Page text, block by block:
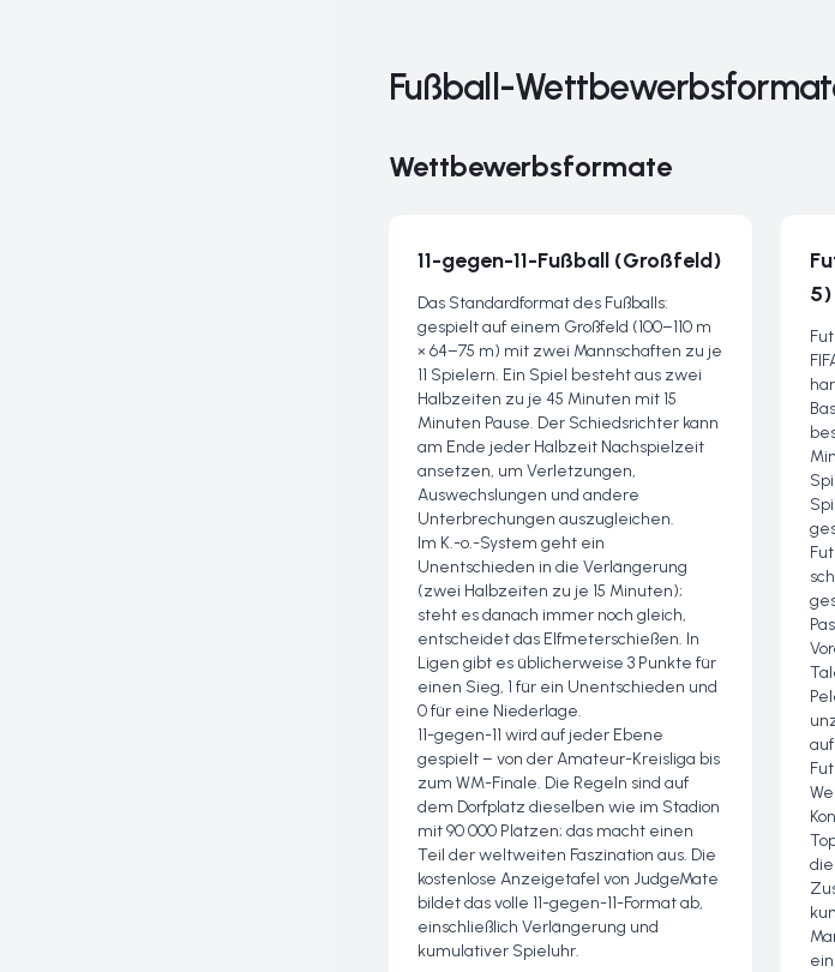
Fußball-
Wettbewerbsformate
11-gegen-11-Fußball (Großfeld)
Das Standardformat des Fußballs:
gespielt auf einem Großfeld (100–110 m
× 64–75 m) mit zwei Mannschaften zu je
11 Spielern. Ein Spiel besteht aus zwei
Halbzeiten zu je 45 Minuten mit 15
Minuten Pause. Der Schiedsrichter kann
am Ende jeder Halbzeit Nachspielzeit
ansetzen, um Verletzungen,
Auswechslungen und andere
Unterbrechungen auszugleichen.
Im K.-o.-System geht ein
Unentschieden in die Verlängerung
(zwei Halbzeiten zu je 15 Minuten);
steht es danach immer noch gleich,
entscheidet das Elfmeterschießen. In
Ligen gibt es üblicherweise 3 Punkte für
einen Sieg, 1 für ein Unentschieden und
0 für eine Niederlage.
11-gegen-11 wird auf jeder Ebene
gespielt – von der Amateur-Kreisliga bis
zum WM-Finale. Die Regeln sind auf
dem Dorfplatz dieselben wie im Stadion
mit 90 000 Plätzen; das macht einen
Teil der weltweiten Faszination aus. Die
kostenlose Anzeigetafel von JudgeMate
bildet das volle 11-gegen-11-Format ab,
einschließlich Verlängerung und
kumulativer Spieluhr.
5)